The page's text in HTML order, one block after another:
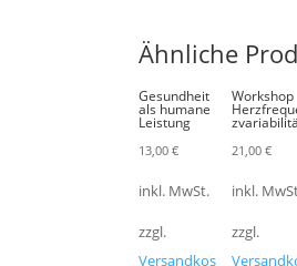
Ähnliche
Gesundheit
als humane
Leistung
13,00€
inkl. MwSt.
zzgl.
Versandkos
Workshop
21,00 €
inkl.
zzgl.